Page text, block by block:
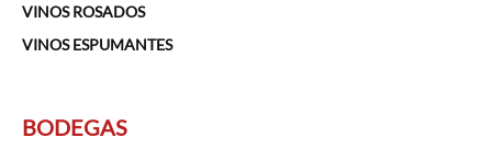
VINOS ROSADOS
VINOS ESPUMANTES
BODEGAS